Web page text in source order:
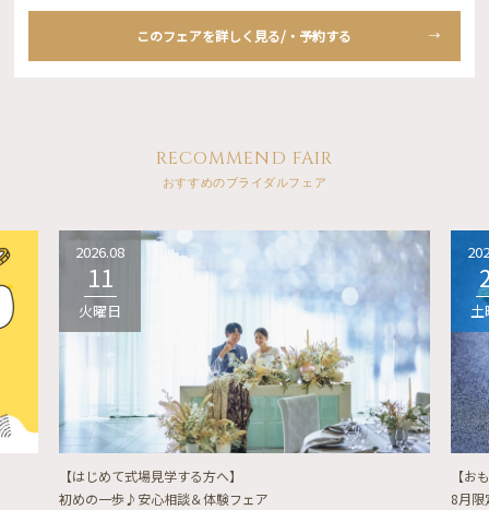
このフェアを詳しく見る/・予約する
RECOMMEND FAIR
おすすめのブライダルフェア
2026.08
11
火曜日
【はじめて式場見学する方へ】
初めの一歩♪安心相談＆体験フェア
土
【お
8月限